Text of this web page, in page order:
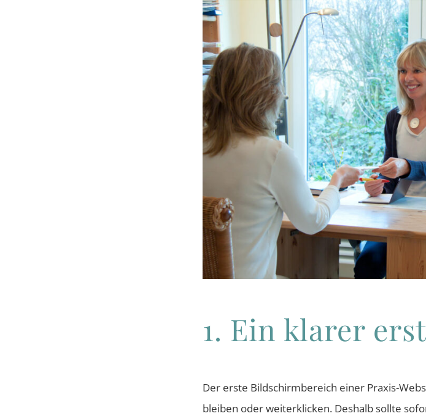
1. Ein klarer
Der erste Bildschirmbereich einer Praxis-
bleiben oder weiterklicken. Deshalb sollte